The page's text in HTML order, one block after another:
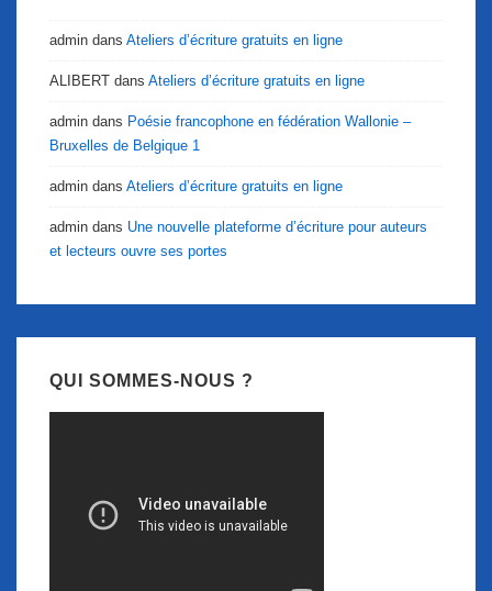
admin dans Ateliers d’écriture gratuits en ligne
ALIBERT dans Ateliers d’écriture gratuits en ligne
admin dans Poésie francophone en fédération Wallonie –
Bruxelles de Belgique 1
admin dans Ateliers d’écriture gratuits en ligne
admin dans Une nouvelle plateforme d’écriture pour auteurs
et lecteurs ouvre ses portes
QUI SOMMES-NOUS ?